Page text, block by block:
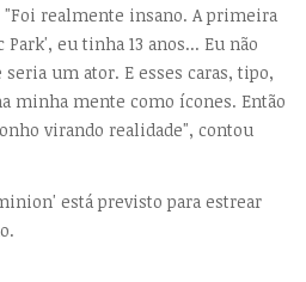
realmente insano. A primeira
eu tinha 13 anos... Eu não
um ator. E esses caras, tipo,
minha mente como ícones. Então
virando realidade", contou
está previsto para estrear